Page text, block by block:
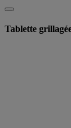
Tablette